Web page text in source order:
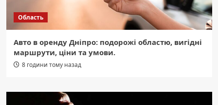
Область
Авто в оренду Дніпро: подорожі областю, вигідні
маршрути, ціни та умови.
8 години тому назад